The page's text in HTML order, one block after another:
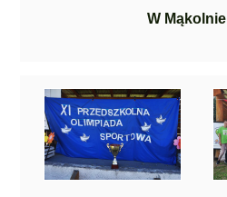
W